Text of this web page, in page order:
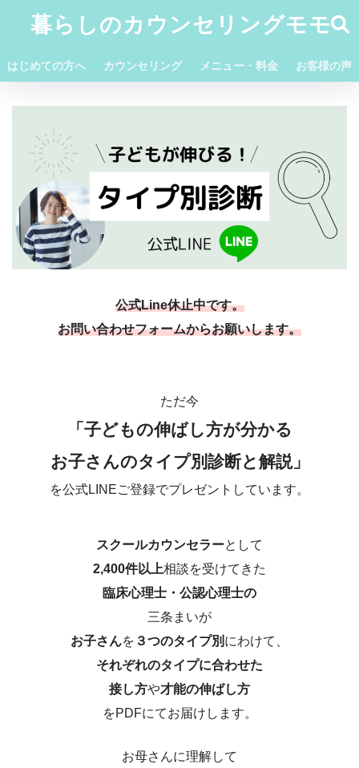
暮らしのカウンセリングモモ
はじめての方へ カウンセリング メニュー・料金 お客様の声
公式Line休止中です。
お問い合わせフォームからお願いします。
ただ今
「子どもの伸ばし方が分かる
お子さんのタイプ別診断と解説」
を公式LINEご登録でプレゼントしています。
スクールカウンセラーとして
2,400件以上相談を受けてきた
臨床心理士・公認心理士の
三条まいが
お子さんを ３つのタイプ別 にわけて、
それぞれのタイプに合わせた
接し方や才能の伸ばし方
をPDFにてお届けします。
お母さんに理解して